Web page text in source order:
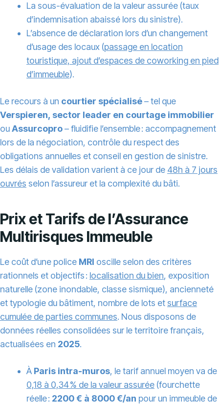
La sous-évaluation de la valeur assurée (taux
d’indemnisation abaissé lors du sinistre).
L’absence de déclaration lors d’un changement
d’usage des locaux (passage en location
touristique, ajout d’espaces de coworking en pied
d’immeuble).
Le recours à un courtier spécialisé– tel que
Verspieren, sector leader en courtage immobilier
ouAssurcopro– fluidifie l’ensemble : accompagnement
lors de la négociation, contrôle du respect des
obligations annuelles et conseil en gestion de sinistre.
Les délais de validation varient à ce jour de 48h à 7 jours
ouvrés selon l’assureur et la complexité du bâti.
Prix et Tarifs de l’Assurance
Multirisques Immeuble
Le coût d’une police MRI oscille selon des critères
rationnels et objectifs : localisation du bien, exposition
naturelle (zone inondable, classe sismique), ancienneté
et typologie du bâtiment, nombre de lots et surface
cumulée de parties communes. Nous disposons de
données réelles consolidées sur le territoire français,
actualisées en 2025.
À Paris intra-muros, le tarif annuel moyen va de
0,18 à 0,34 % de la valeur assurée (fourchette
réelle : 2200 € à 8000 €/an pour un immeuble de